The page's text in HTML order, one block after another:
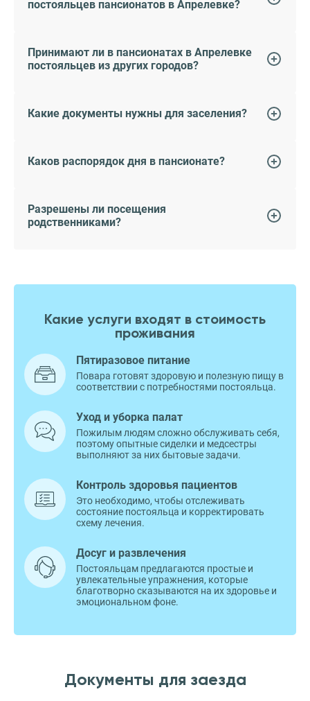
постояльцев пансионатов в Апрелевке?
Принимают ли в пансионатах в Апрелевке
постояльцев из других городов?
Какие документы нужны для заселения?
Каков распорядок дня в пансионате?
Разрешены ли посещения
родственниками?
Какие услуги входят в стоимость
проживания
Пятиразовое питание
Повара готовят здоровую и полезную пищу в
соответствии с потребностями постояльца.
Уход и уборка палат
Пожилым людям сложно обслуживать себя,
поэтому опытные сиделки и медсестры
выполняют за них бытовые задачи.
Контроль здоровья пациентов
Это необходимо, чтобы отслеживать
состояние постояльца и корректировать
схему лечения.
Досуг и развлечения
Постояльцам предлагаются простые и
увлекательные упражнения, которые
благотворно сказываются на их здоровье и
эмоциональном фоне.
Документы для заезда